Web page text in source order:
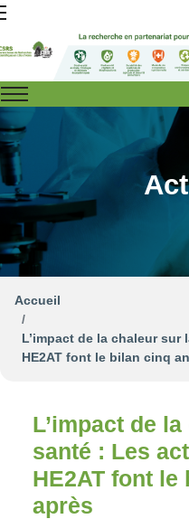
Accueil
L’impact de la chaleur
HE2AT font le bilan cinq
L’impact de
santé : Les
HE2AT font
après